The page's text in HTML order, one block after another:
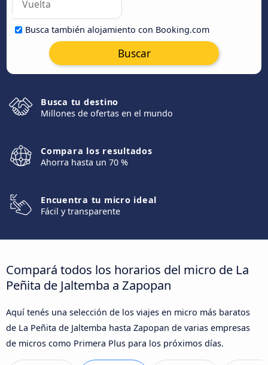
Busca también alojamiento con Booking.com
Buscar
Busca tu destino
Millones de ofertas en el mundo
Compara los resultados
Ahorra hasta un 70 %
Encuentra tu micro ideal
Fácil y transparente
Compará todos los horarios del micro de La
Peñita de Jaltemba a Zapopan
Aquí tenés una selección de los viajes en micro más baratos
de La Peñita de Jaltemba hasta Zapopan de varias empresas
de micros como Primera Plus para los próximos días.